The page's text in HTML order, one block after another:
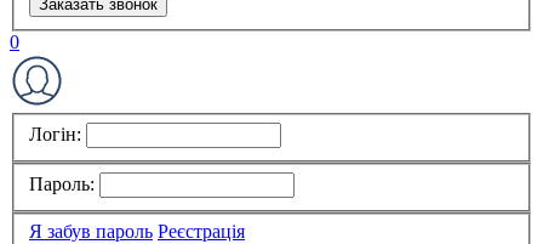
Заказать звонок
0
Логін:
Пароль:
Я забув пароль Реєстрація